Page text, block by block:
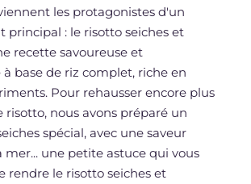
les protagonistes d'un
principal : le risotto seiches et
recette savoureuse et
base de riz complet, riche en
Pour rehausser encore plus
risotto, nous avons préparé un
spécial, avec une saveur
mer... une petite astuce qui vous
rendre le risotto seiches et